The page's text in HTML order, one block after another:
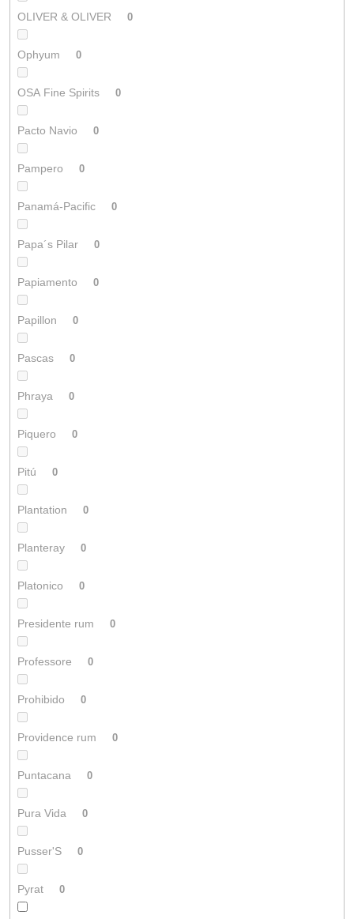
OLIVER & OLIVER 0
Ophyum 0
OSA Fine Spirits 0
Pacto Navio 0
Pampero 0
Panamá-Pacific 0
Papa´s Pilar 0
Papiamento 0
Papillon 0
Pascas 0
Phraya 0
Piquero 0
Pitú 0
Plantation 0
Planteray 0
Platonico 0
Presidente rum 0
Professore 0
Prohibido 0
Providence rum 0
Puntacana 0
Pura Vida 0
Pusser'S 0
Pyrat 0